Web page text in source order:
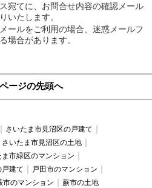
宛てに、お問合せ内容の確認メール
いたします。
ールをご利用の場合、迷惑メールフ
場合があります。
ージの先頭へ
さいたま市見沼区の戸建て
さいたま市見沼区の土地
ま市緑区のマンション
戸建て
戸田市のマンション
市のマンション 蕨市の土地